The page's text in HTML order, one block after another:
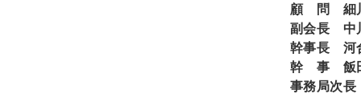
顧 問 細
副会長
幹事長
幹 事 飯
事務局次